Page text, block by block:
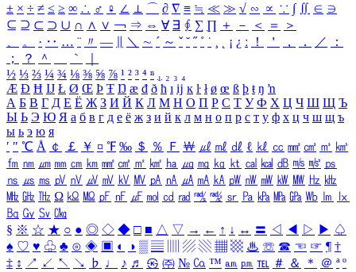
± × ÷ ≠ ≤ ≥ ∞ ∴ ♂ ♀ ∠ ⊥ ⌒ ∂ ∇ ≡ ≒ ≪ ≫ √ ∽ ∝ ∵ ∫ ∬ ∈ ∋
⊆ ⊇ ⊂ ⊃ ∪ ∩ ∧ ∨ ￢ ⇒ ⇔ ∀ ∃ ∮ ∑ ∏ ＋ － ＜ ＝
＞
、
。 · ‥ … ¨ 〃 ― ＼ ∼ ´ ～ ˇ ˘ ˝ ˚ ˙ ¸ ¡ ¿ ː ！ ＇ ， ． ／
：
；
？ ＾ ｀
½ ⅓ ⅔ ¼ ¾ ⅛ ⅜ ⅝ ⅞ ¹ ² ³ ⁴ ⁿ ₁ ₂ ₃ ₄
Æ Ð Ħ Ĳ Ł Ø Œ Þ Ŧ Ŋ æ đ ð ħ ı ĳ ĸ ŀ ł ø œ ß þ ŧ ŋ ŉ
А Б В Г Д Е Ё Ж З И Й К Л М Н О П Р С Т У Ф Х Ц Ч Ш Щ Ъ
Ы Ь Э Ю Я а б в г д е ё ж з и й к л м н о п р с т у ф х ц ч ш щ ъ
ы ь э ю я
′ ″ ℃ Å ￠ ￡ ￥ ¤ ℉ ‰ ＄ ％ Ｆ ￦ ㎕ ㎖ ㎗ ℓ ㎘ ㏄ ㎣ ㎤ ㎥ ㎦
㎙ ㎚ ㎛ ㎜ ㎝ ㎞ ㎟ ㎠ ㎡ ㎢ ㏊ ㎍ ㎎ ㎏ ㏏ ㎈ ㎉ ㏈ ㎧ ㎨ ㎰
㎱ ㎲ ㎳ ㎴ ㎵ ㎶ ㎷ ㎸ ㎹ ㎀ ㎁ ㎂ ㎃ ㎄ ㎺ ㎻ ㎽ ㎾ ㎿ ㎐ ㎑
㎒ ㎓ ㎔ Ω ㏀ ㏁ ㎊ ㎋ ㎌ ㏖ ㏅ ㎭ ㎮ ㎯ ㏛ ㎩ ㎪ ㎫ ㎬ ㏝ ㏐
㏓
㏃ ㏉ ㏜ ㏆
§ ※ ☆ ★ ○ ● ◎ ◇ ◆ □ ■ △ ▽ → ← ↑ ↓ ↔ 〓 ◁ ◀ ▷ ▶ ♤
♠ ♡ ♥ ♧ ♣ ⊙ ◈ ▣ ◐ ◑ ▒ ▤ ▨ ▧ ▦ ▩ ♨ ☏ ☎ ☜ ☞ ¶ †
‡ ↕ ↗ ↙ ↖ ↘ ♭ ♩ ♪ ♬ ㉿ ㈜ № ㏇ ™ ㏂ ㏘ ℡ ＃ ＆ ＊ ＠ ª º